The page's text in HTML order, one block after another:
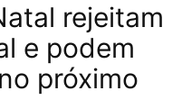
rejeitam
e podem
próximo